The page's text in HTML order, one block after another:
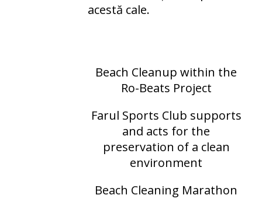
acestă cale.
Beach Cleanup within the
Ro-Beats Project
Farul Sports Club supports
and acts for the
preservation of a clean
environment
Beach Cleaning Marathon